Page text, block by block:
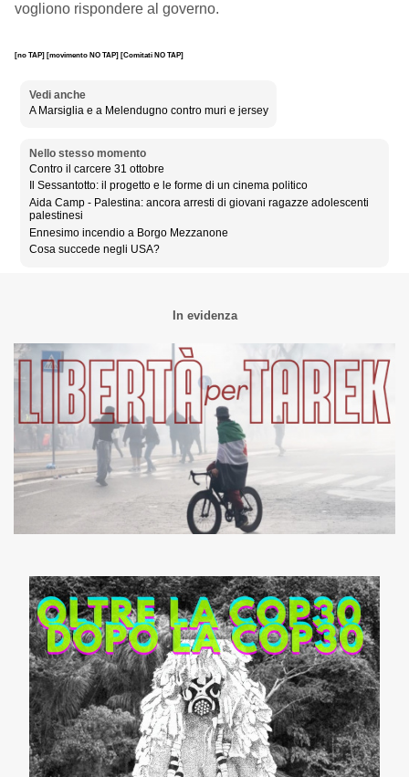
vogliono rispondere al governo.
[no TAP] [movimento NO TAP] [Comitati NO TAP]
Vedi anche
A Marsiglia e a Melendugno contro muri e jersey
Nello stesso momento
Contro il carcere 31 ottobre
Il Sessantotto: il progetto e le forme di un cinema politico
Aida Camp - Palestina: ancora arresti di giovani ragazze adolescenti
palestinesi
Ennesimo incendio a Borgo Mezzanone
Cosa succede negli USA?
In evidenza